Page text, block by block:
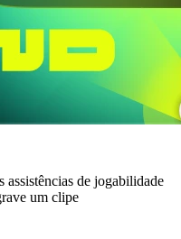
assistências de jogabilidade
um clipe